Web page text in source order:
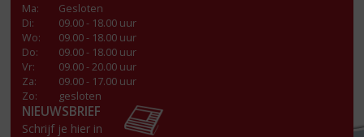
Ma:
Gesloten
Di:
09.00 - 18.00 uur
Wo:
09.00 - 18.00 uur
Do:
09.00 - 18.00 uur
Vr:
09.00 - 20.00 uur
Za:
09.00 - 17.00 uur
Zo:
gesloten
NIEUWSBRIEF
Schrijf je hier in